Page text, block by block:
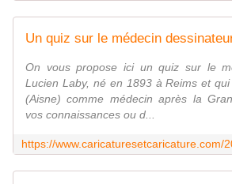
Un quiz sur le médecin
On vous propose ici un quiz sur le
Lucien Laby, né en 1893 à Reims et
(Aisne) comme médecin après la
vos connaissances ou d...